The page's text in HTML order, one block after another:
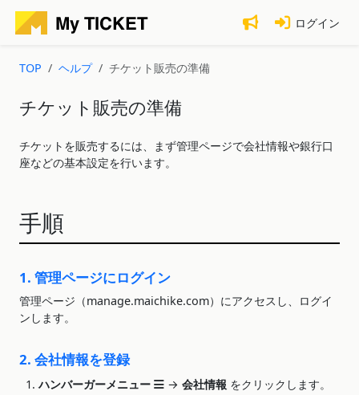
ログイン
TOP ヘルプ チケット販売の準備
チケット販売の準備
チケットを販売するには、まず管理ページで会社情報や銀行口
座などの基本設定を行います。
手順
1. 管理ページにログイン
管理ページ（manage.maichike.com）にアクセスし、ログイ
ンします。
2. 会社情報を登録
ハンバーガーメニュー → 会社情報 をクリックします。